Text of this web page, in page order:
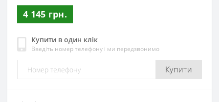
4 145 грн.
Купити в один клік
Введіть номер телефону і ми передзвонимо
Купити